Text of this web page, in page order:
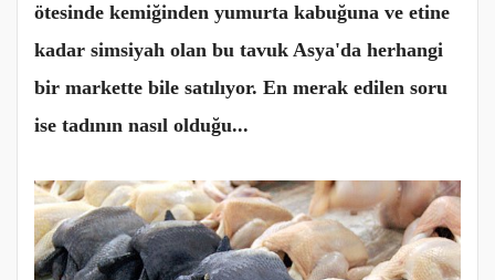
ötesinde kemiğinden yumurta kabuğuna ve etine
kadar simsiyah olan bu tavuk Asya'da herhangi
bir markette bile satılıyor. En merak edilen soru
ise tadının nasıl olduğu...